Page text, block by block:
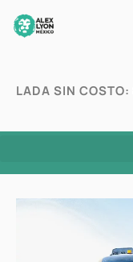
LADA SIN COSTO: